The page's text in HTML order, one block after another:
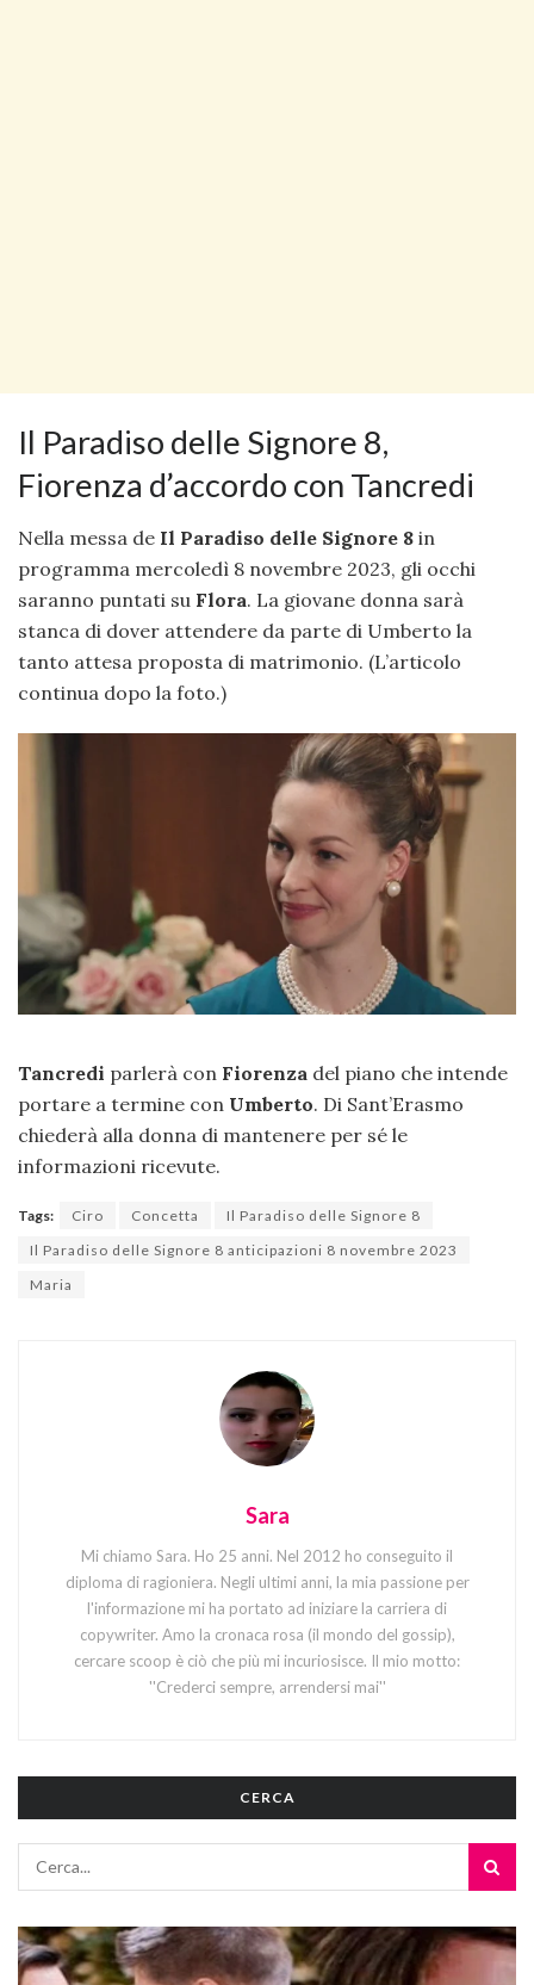
Il Paradiso delle Signore 8,
Fiorenza d’accordo con Tancredi
Nella messa de Il Paradiso delle Signore 8 in
programma mercoledì 8 novembre 2023, gli occhi
saranno puntati su Flora. La giovane donna sarà
stanca di dover attendere da parte di Umberto la
tanto attesa proposta di matrimonio. (L’articolo
continua dopo la foto.)
Tancredi parlerà con Fiorenza del piano che intende
portare a termine con Umberto. Di Sant’Erasmo
chiederà alla donna di mantenere per sé le
informazioni ricevute.
Tags: Ciro Concetta
Il Paradiso delle Signore 8
Il Paradiso delle Signore 8 anticipazioni 8 novembre 2023
Maria
Sara
Mi chiamo Sara. Ho 25 anni. Nel 2012 ho conseguito il
diploma di ragioniera. Negli ultimi anni, la mia passione per
l'informazione mi ha portato ad iniziare la carriera di
copywriter. Amo la cronaca rosa (il mondo del gossip),
cercare scoop è ciò che più mi incuriosisce. Il mio motto:
''Crederci sempre, arrendersi mai''
CERCA